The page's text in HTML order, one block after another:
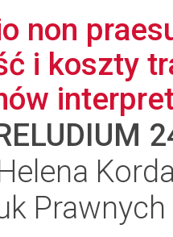
non
i koszty
Prawnych